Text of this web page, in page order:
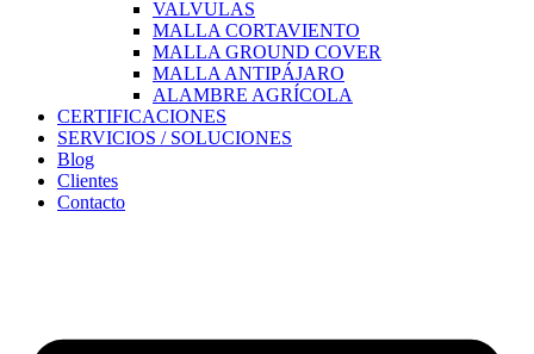
VALVULAS
MALLA CORTAVIENTO
MALLA GROUND COVER
MALLA ANTIPÁJARO
ALAMBRE AGRÍCOLA
CERTIFICACIONES
SERVICIOS / SOLUCIONES
Blog
Clientes
Contacto